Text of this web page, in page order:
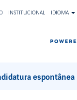
INSTITUCIONAL IDIOMA
espontânea